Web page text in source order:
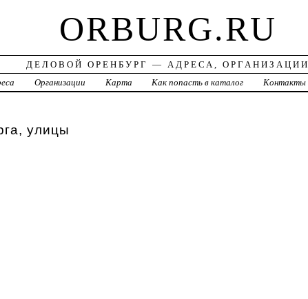
ORBURG.RU
ДЕЛОВОЙ ОРЕНБУРГ — АДРЕСА, ОРГАНИЗАЦИИ
Организации Карта Как попасть в каталог Контакты
улицы